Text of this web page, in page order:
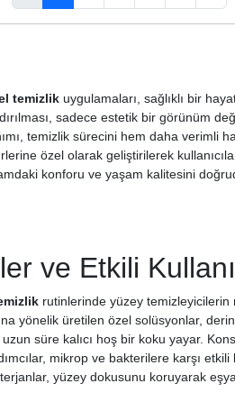
temizlik uygulamaları, sağlıklı bir
sadece estetik bir görünüm
temizlik sürecini hem daha verimli
özel olarak geliştirilerek
konforu ve yaşam kalitesini
ve Etkili
rutinlerinde yüzey
yönelik üretilen özel solüsyonlar,
süre kalıcı hoş bir koku yayar.
mikrop ve bakterilere karşı
yüzey dokusunu koruyarak